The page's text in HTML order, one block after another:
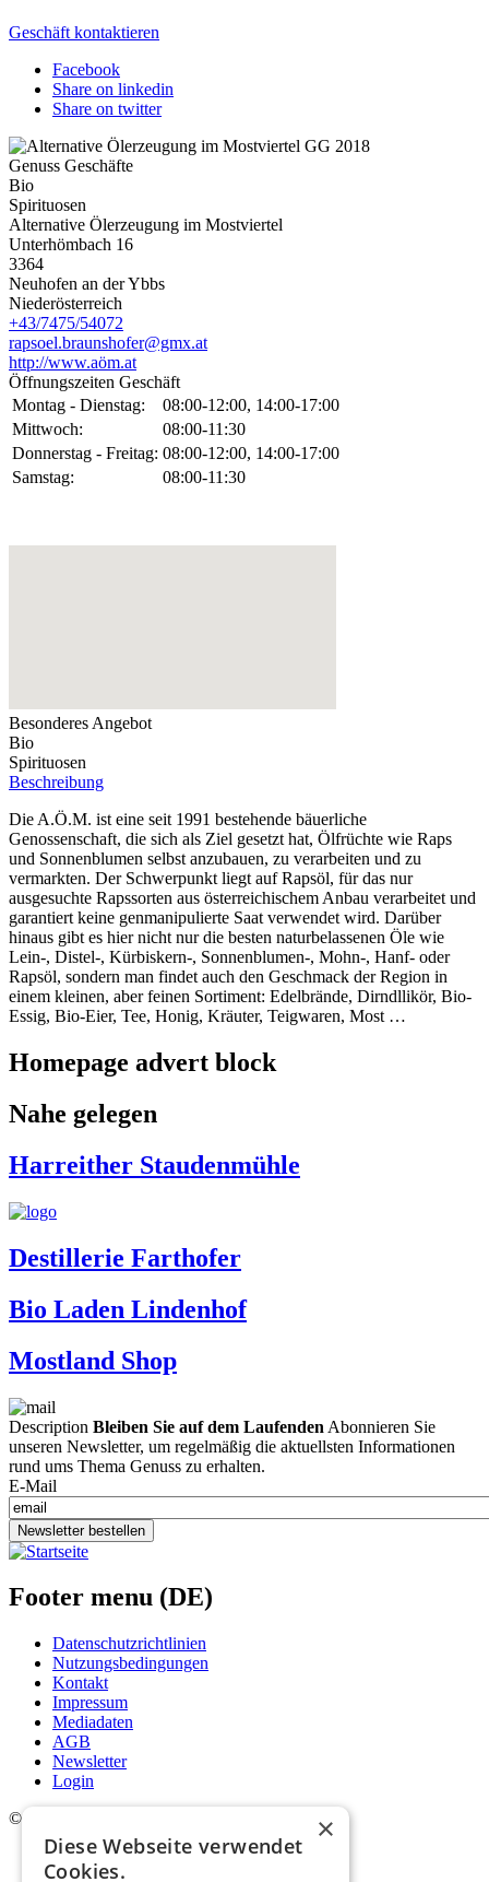
Geschäft kontaktieren
Facebook
Share on linkedin
Share on twitter
Genuss Geschäfte
Bio
Spirituosen
Alternative Ölerzeugung im Mostviertel
Unterhömbach 16
3364
Neuhofen an der Ybbs
Niederösterreich
+43/7475/54072
rapsoel.braunshofer@gmx.at
http://www.aöm.at
Öffnungszeiten Geschäft
Montag - Dienstag:
08:00-12:00, 14:00-17:00
Mittwoch:
08:00-11:30
Donnerstag - Freitag: 08:00-12:00, 14:00-17:00
Samstag:
08:00-11:30
Besonderes Angebot
Bio
Spirituosen
Beschreibung
Die A.Ö.M. ist eine seit 1991 bestehende bäuerliche
Genossenschaft, die sich als Ziel gesetzt hat, Ölfrüchte wie Raps
und Sonnenblumen selbst anzubauen, zu verarbeiten und zu
vermarkten. Der Schwerpunkt liegt auf Rapsöl, für das nur
ausgesuchte Rapssorten aus österreichischem Anbau verarbeitet und
garantiert keine genmanipulierte Saat verwendet wird. Darüber
hinaus gibt es hier nicht nur die besten naturbelassenen Öle wie
Lein-, Distel-, Kürbiskern-, Sonnenblumen-, Mohn-, Hanf- oder
Rapsöl, sondern man findet auch den Geschmack der Region in
einem kleinen, aber feinen Sortiment: Edelbrände, Dirndllikör, Bio-
Essig, Bio-Eier, Tee, Honig, Kräuter, Teigwaren, Most …
Homepage advert block
Nahe gelegen
Harreither Staudenmühle
Destillerie Farthofer
Bio Laden Lindenhof
Mostland Shop
Description Bleiben Sie auf dem Laufenden Abonnieren Sie
unseren Newsletter, um regelmäßig die aktuellsten Informationen
rund ums Thema Genuss zu erhalten.
E-Mail
Newsletter bestellen
Footer menu (DE)
Datenschutzrichtlinien
Nutzungsbedingungen
Kontakt
Impressum
Mediadaten
AGB
Newsletter
Login
©
×
Diese Webseite verwendet
Cookies.